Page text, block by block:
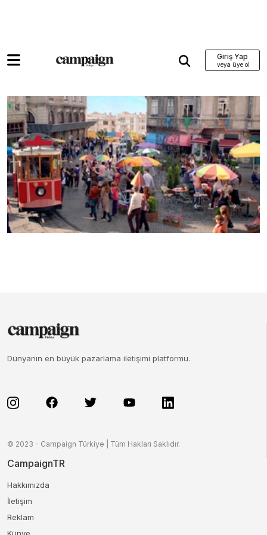
Giriş Yap
Dünyanın en büyük pazarlama iletişimi platformu.
© 2023 - Campaign Türkiye | Tüm Hakları Saklıdır.
CampaignTR
Hakkımızda
İletişim
Reklam
Künye